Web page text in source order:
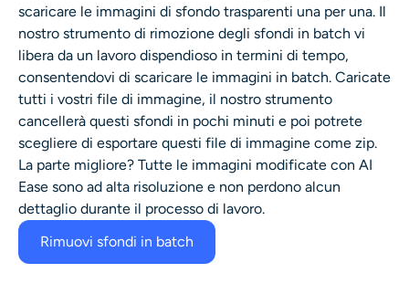
scaricare le immagini di sfondo trasparenti una per una. Il
nostro strumento di rimozione degli sfondi in batch vi
libera da un lavoro dispendioso in termini di tempo,
consentendovi di scaricare le immagini in batch. Caricate
tutti i vostri file di immagine, il nostro strumento
cancellerà questi sfondi in pochi minuti e poi potrete
scegliere di esportare questi file di immagine come zip.
La parte migliore? Tutte le immagini modificate con AI
Ease sono ad alta risoluzione e non perdono alcun
dettaglio durante il processo di lavoro.
Rimuovi sfondi in batch